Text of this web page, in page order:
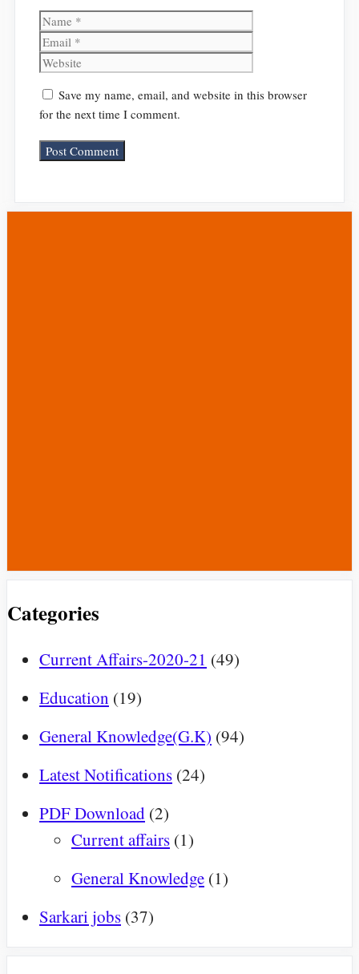
Name
Save my name, email, and website in this browser
for the next time I comment.
Categories
Current Affairs-2020-21 (49)
Education (19)
General Knowledge(G.K) (94)
Latest Notifications (24)
PDF Download (2)
Current affairs (1)
General Knowledge (1)
Sarkari jobs (37)